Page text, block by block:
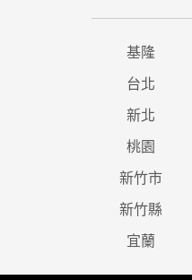
基隆
台北
新北
桃園
新竹市
新竹縣
宜蘭